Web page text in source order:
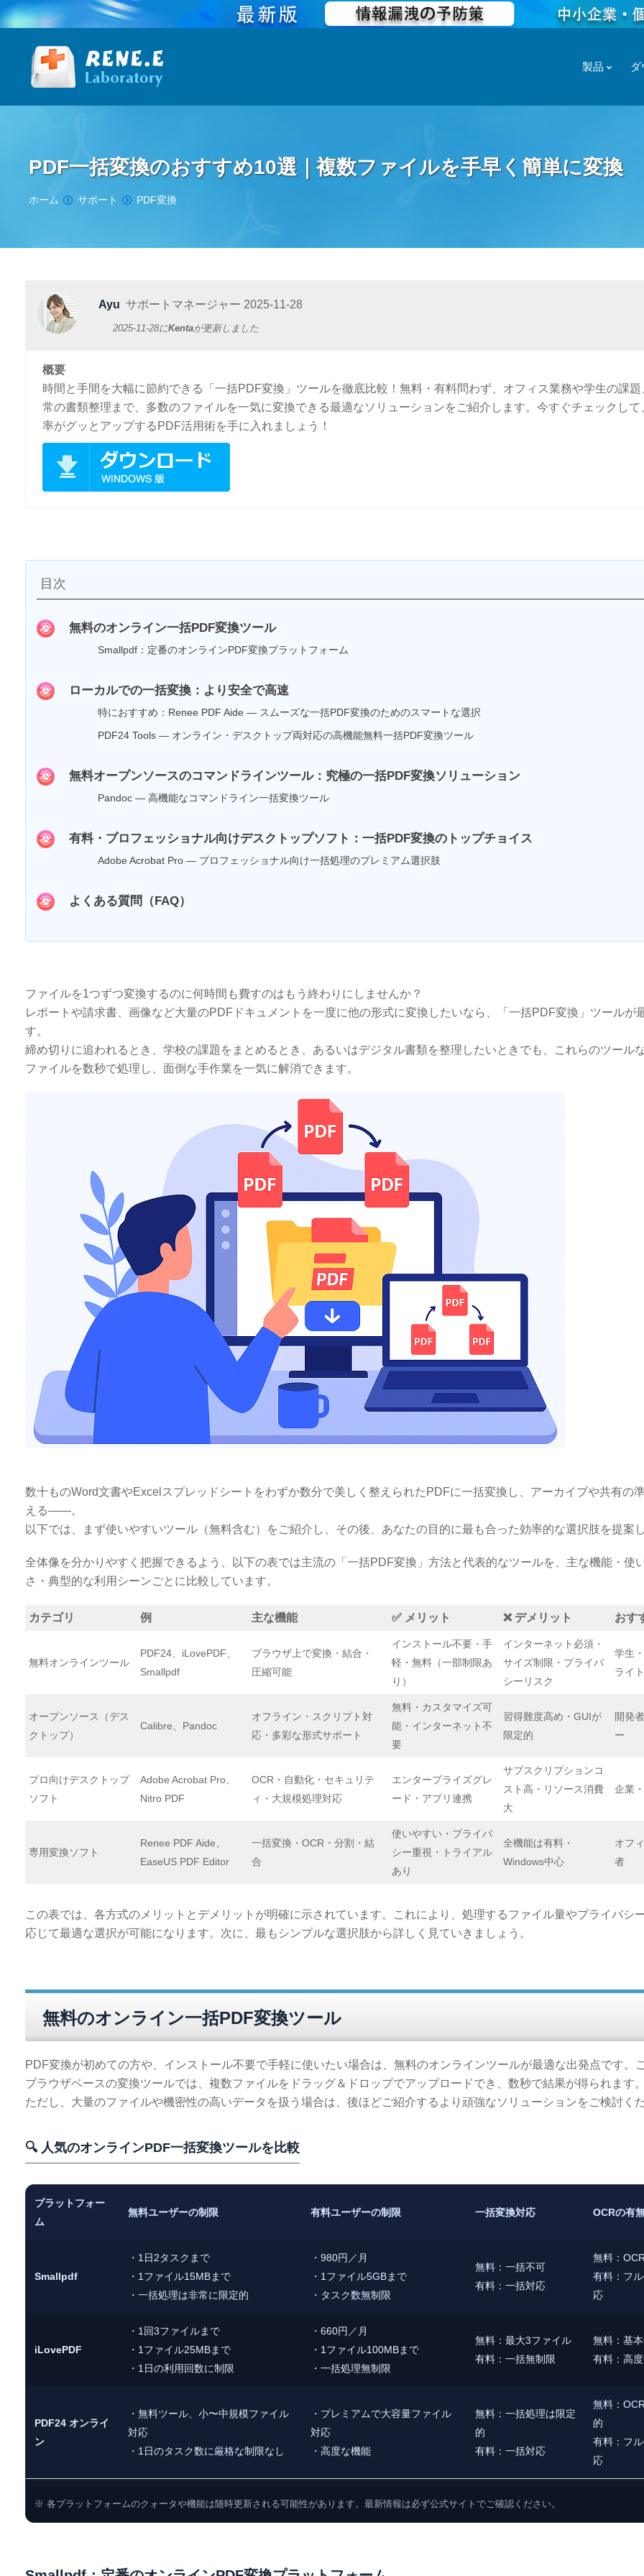
製品
PDF一括変換のおすすめ10選｜複数ファイルを手早く簡単に変換
You are here:
ホーム サポート PDF変換
Ayu サポートマネージャー 2025-11-28
2025-11-28にKentaが更新しました
概要
時間と手間を大幅に節約できる「一括PDF変換」ツールを徹底比較！無料・有料問わず、オフィス業務や学生の課題
常の書類整理まで、多数のファイルを一気に変換できる最適なソリューションをご紹介します。今すぐチェックして
率がグッとアップするPDF活用術を手に入れましょう！
目次
無料のオンライン一括PDF変換ツール
Smallpdf：定番のオンラインPDF変換プラットフォーム
ローカルでの一括変換：より安全で高速
特におすすめ：Renee PDF Aide — スムーズな一括PDF変換のためのスマートな選択
PDF24 Tools — オンライン・デスクトップ両対応の高機能無料一括PDF変換ツール
無料オープンソースのコマンドラインツール：究極の一括PDF変換ソリューション
Pandoc — 高機能なコマンドライン一括変換ツール
有料・プロフェッショナル向けデスクトップソフト：一括PDF変換のトップチョイス
Adobe Acrobat Pro — プロフェッショナル向け一括処理のプレミアム選択肢
よくある質問（FAQ）
ファイルを1つずつ変換するのに何時間も費すのはもう終わりにしませんか？
レポートや請求書、画像など大量のPDFドキュメントを一度に他の形式に変換したいなら、「一括PDF変換」ツールが
す。
締め切りに追われるとき、学校の課題をまとめるとき、あるいはデジタル書類を整理したいときでも、これらのツール
ファイルを数秒で処理し、面倒な手作業を一気に解消できます。
数十ものWord文書やExcelスプレッドシートをわずか数分で美しく整えられたPDFに一括変換し、アーカイブや共有の
える——。
以下では、まず使いやすいツール（無料含む）をご紹介し、その後、あなたの目的に最も合った効率的な選択肢を提案し
全体像を分かりやすく把握できるよう、以下の表では主流の「一括PDF変換」方法と代表的なツールを、主な機能・使
さ・典型的な利用シーンごとに比較しています。
カテゴリ 例 主な機能 ✅ メリット ❌ デメリット おす
無料オンラインツール
PDF24、iLovePDF、
Smallpdf
ブラウザ上で変換・結合・
圧縮可能
インストール不要・手
軽・無料（一部制限あ
り）
インターネット必須・
サイズ制限・プライバ
シーリスク
学生
ライ
オープンソース（デス
クトップ）
Calibre、Pandoc
オフライン・スクリプト対
応・多彩な形式サポート
無料・カスタマイズ可
能・インターネット不
要
習得難度高め・GUIが
限定的
開発
ー
プロ向けデスクトップ
ソフト
Adobe Acrobat Pro、
Nitro PDF
OCR・自動化・セキュリテ
ィ・大規模処理対応
エンタープライズグレ
ード・アプリ連携
サブスクリプションコ
スト高・リソース消費
大
企業
専用変換ソフト
Renee PDF Aide、
EaseUS PDF Editor
一括変換・OCR・分割・結
合
使いやすい・プライバ
シー重視・トライアル
あり
全機能は有料・
Windows中心
オフ
者
この表では、各方式のメリットとデメリットが明確に示されています。これにより、処理するファイル量やプライバシ
応じて最適な選択が可能になります。次に、最もシンプルな選択肢から詳しく見ていきましょう。
無料のオンライン一括PDF変換ツール
PDF変換が初めての方や、インストール不要で手軽に使いたい場合は、無料のオンラインツールが最適な出発点です。
ブラウザベースの変換ツールでは、複数ファイルをドラッグ＆ドロップでアップロードでき、数秒で結果が得られます。
ただし、大量のファイルや機密性の高いデータを扱う場合は、後ほどご紹介するより頑強なソリューションをご検討くだ
🔍 人気のオンラインPDF一括変換ツールを比較
プラットフォー
ム
無料ユーザーの制限 有料ユーザーの制限 一括変換対応 OCRの有
Smallpdf
・1日2タスクまで
・1ファイル15MBまで
・一括処理は非常に限定的
・980円／月
・1ファイル5GBまで
・タスク数無制限
無料：一括不可
有料：一括対応
無料：
有料：フ
応
iLovePDF
・1回3ファイルまで
・1ファイル25MBまで
・1日の利用回数に制限
・660円／月
・1ファイル100MBまで
・一括処理無制限
無料：最大3ファイル
有料：一括無制限
無料：基
有料：高
PDF24 オンライ
ン
・無料ツール、小〜中規模ファイル
対応
・1日のタスク数に厳格な制限なし
・プレミアムで大容量ファイル
対応
・高度な機能
無料：一括処理は限定
的
有料：一括対応
無料：
的
有料：フ
応
※ 各プラットフォームのクォータや機能は随時更新される可能性があります。最新情報は必ず公式サイトでご確認ください。